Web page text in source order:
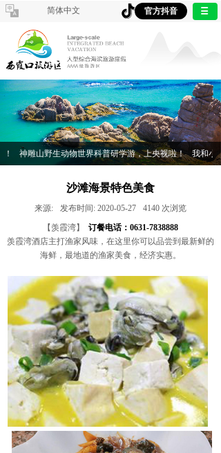
简体中文 官方抖音
神雕山野生动物世界科普研学游，上央视啦！ 我和小
沙滩海景特色美食
来源: 发布时间: 2020-05-27 4140 次浏览
【羡霞湾】 订餐电话：0631-7838888
羡霞湾酒店主打渔家风味，在这里你可以品尝到最新鲜的
海鲜，最地道的渔家美食，经济实惠。